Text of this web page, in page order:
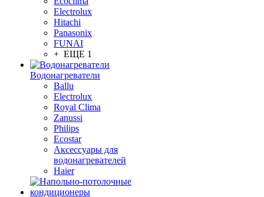
Electrolux
Hitachi
Panasonix
FUNAI
+ ЕЩЕ 1
Водонагреватели
Ballu
Electrolux
Royal Clima
Zanussi
Philips
Ecostar
Аксессуары для
водонагревателей
Haier